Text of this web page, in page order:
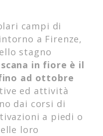
campi di
a Firenze,
stagno
in fiore è il
ad ottobre
ed attività
dai corsi di
a piedi o
loro